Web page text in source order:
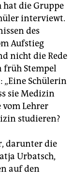
hat die Gruppe
interviewt.
des
Aufstieg
nicht die Rede
früh Stempel
„Eine Schülerin
sie Medizin
vom Lehrer
studieren?
darunter die
Urbatsch,
auf den